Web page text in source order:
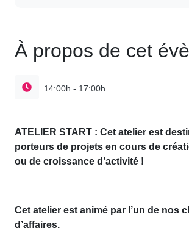
À propos de cet
14:00h - 17:00h
ATELIER START : Cet atelier est
porteurs de projets en cours de
ou de croissance d’activité !
Cet atelier est animé par l’un de nos
d’affaires.